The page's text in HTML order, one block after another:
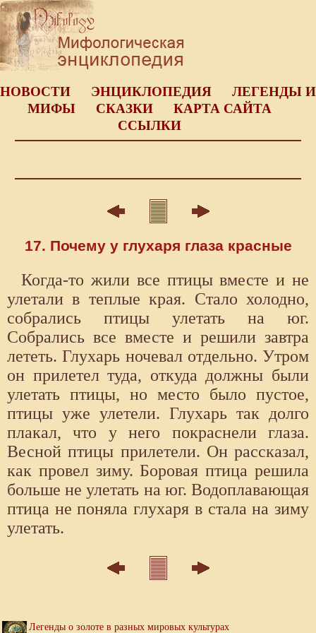
НОВОСТИ ЭНЦИКЛОПЕДИЯ
ЛЕГЕНДЫ И
МИФЫ
СКАЗКИ
КАРТА САЙТА
ССЫЛКИ
17. Почему у глухаря глаза красные
Когда-то жили все птицы вместе и не
улетали в теплые края. Стало холодно,
собрались птицы улетать на юг.
Собрались все вместе и решили завтра
лететь. Глухарь ночевал отдельно. Утром
он прилетел туда, откуда должны были
улетать птицы, но место было пустое,
птицы уже улетели. Глухарь так долго
плакал, что у него покраснели глаза.
Весной птицы прилетели. Он рассказал,
как провел зиму. Боровая птица решила
больше не улетать на юг. Водоплавающая
птица не поняла глухаря в стала на зиму
улетать.
Легенды о золоте в разных мировых культурах